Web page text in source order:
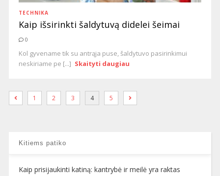
TECHNIKA
Kaip išsirinkti šaldytuvą didelei šeimai
0
Kol gyvename tik su antrąja puse, šaldytuvo pasirinkimui
neskiriame pe [...] Skaityti daugiau
1 2 3 4 5
Kitiems patiko
Kaip prisijaukinti katiną: kantrybė ir meilė yra raktas